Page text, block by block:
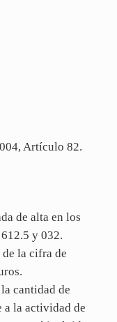
Artículo 82.
de alta en los
y 032.
la cifra de
cantidad de
a la actividad de